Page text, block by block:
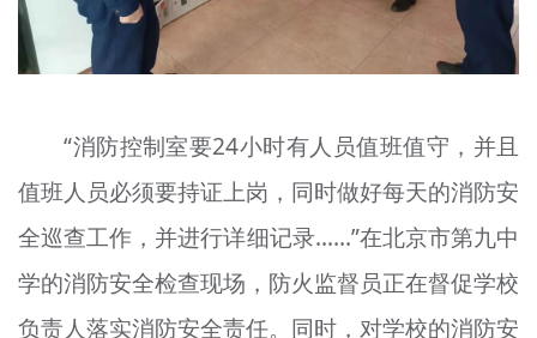
“消防控制室要24小时有人员值班值守，并且
值班人员必须要持证上岗，同时做好每天的消防安
全巡查工作，并进行详细记录……”在北京市第九中
学的消防安全检查现场，防火监督员正在督促学校
负责人落实消防安全责任。同时，对学校的消防安